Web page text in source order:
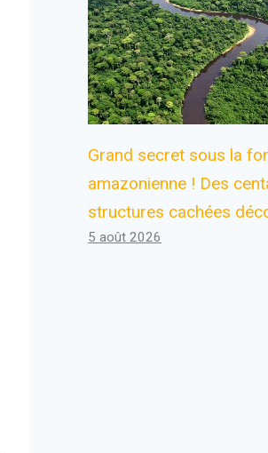
Grand secret sous la
amazonienne ! Des
structures cachées
5 août 2026